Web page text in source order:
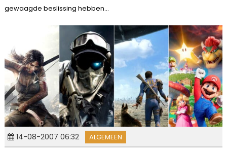
gewaagde beslissing hebben...
14-08-2007 06:32 ALGEMEEN